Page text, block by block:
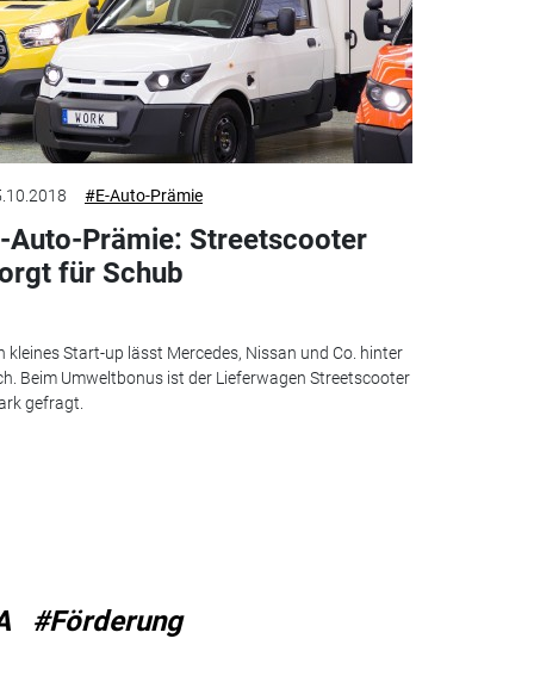
#E-Auto-Prämie
Auto-Prämie: Streetscooter
für Schub
kleines Start-up lässt Mercedes, Nissan und Co. hinter
Beim Umweltbonus ist der Lieferwagen Streetscooter
gefragt.
#Förderung